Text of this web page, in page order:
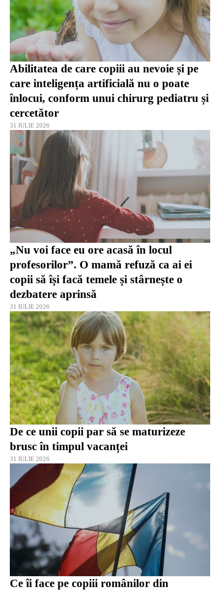
Abilitatea de care copiii au nevoie și pe
care inteligența artificială nu o poate
înlocui, conform unui chirurg pediatru și
cercetător
31 IULIE 2026
„Nu voi face eu ore acasă în locul
profesorilor”. O mamă refuză ca ai ei
copii să își facă temele și stârnește o
dezbatere aprinsă
31 IULIE 2026
De ce unii copii par să se maturizeze
brusc în timpul vacanței
31 IULIE 2026
Ce îi face pe copiii românilor din